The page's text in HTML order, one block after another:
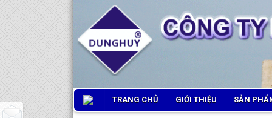
TRANG CHỦ GIỚI THIỆU SẢN